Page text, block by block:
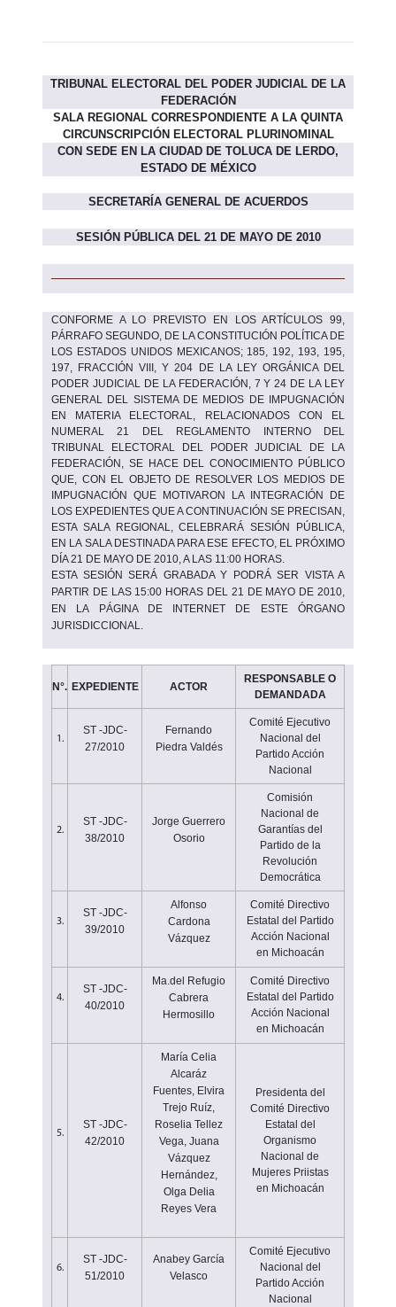
TRIBUNAL ELECTORAL DEL PODER JUDICIAL DE LA
FEDERACIÓN
SALA REGIONAL CORRESPONDIENTE A LA QUINTA
CIRCUNSCRIPCIÓN ELECTORAL PLURINOMINAL
CON SEDE EN LA CIUDAD DE TOLUCA DE LERDO,
ESTADO DE MÉXICO
SECRETARÍA GENERAL DE ACUERDOS
SESIÓN PÚBLICA DEL 21 DE MAYO DE 2010
CONFORME A LO PREVISTO EN LOS ARTÍCULOS 99,
PÁRRAFO SEGUNDO, DE LA CONSTITUCIÓN POLÍTICA DE
LOS ESTADOS UNIDOS MEXICANOS; 185, 192, 193, 195,
197, FRACCIÓN VIII, Y 204 DE LA LEY ORGÁNICA DEL
PODER JUDICIAL DE LA FEDERACIÓN, 7 Y 24 DE LA LEY
GENERAL DEL SISTEMA DE MEDIOS DE IMPUGNACIÓN
EN MATERIA ELECTORAL, RELACIONADOS CON EL
NUMERAL 21 DEL REGLAMENTO INTERNO DEL
TRIBUNAL ELECTORAL DEL PODER JUDICIAL DE LA
FEDERACIÓN, SE HACE DEL CONOCIMIENTO PÚBLICO
QUE, CON EL OBJETO DE RESOLVER LOS MEDIOS DE
IMPUGNACIÓN QUE MOTIVARON LA INTEGRACIÓN DE
LOS EXPEDIENTES QUE A CONTINUACIÓN SE PRECISAN,
ESTA SALA REGIONAL, CELEBRARÁ SESIÓN PÚBLICA,
EN LA SALA DESTINADA PARA ESE EFECTO, EL PRÓXIMO
DÍA 21 DE MAYO DE 2010, A LAS 11:00 HORAS.
ESTA SESIÓN SERÁ GRABADA Y PODRÁ SER VISTA A
PARTIR DE LAS 15:00 HORAS DEL 21 DE MAYO DE 2010,
EN LA PÁGINA DE INTERNET DE ESTE ÓRGANO
JURISDICCIONAL.
N°. EXPEDIENTE ACTOR
RESPONSABLE O
DEMANDADA
1.
ST -JDC-
27/2010
Fernando
Piedra Valdés
Comité Ejecutivo
Nacional del
Partido Acción
Nacional
2.
ST -JDC-
38/2010
Jorge Guerrero
Osorio
Comisión
Nacional de
Garantías del
Partido de la
Revolución
Democrática
3.
ST -JDC-
39/2010
Alfonso
Cardona
Vázquez
Comité Directivo
Estatal del Partido
Acción Nacional
en Michoacán
4.
ST -JDC-
40/2010
Ma.del Refugio
Cabrera
Hermosillo
Comité Directivo
Estatal del Partido
Acción Nacional
en Michoacán
5.
ST -JDC-
42/2010
María Celia
Alcaráz
Fuentes, Elvira
Trejo Ruíz,
Roselia Tellez
Vega, Juana
Vázquez
Hernández,
Olga Delia
Reyes Vera
Presidenta del
Comité Directivo
Estatal del
Organismo
Nacional de
Mujeres Priistas
en Michoacán
6.
ST -JDC-
51/2010
Anabey García
Velasco
Comité Ejecutivo
Nacional del
Partido Acción
Nacional